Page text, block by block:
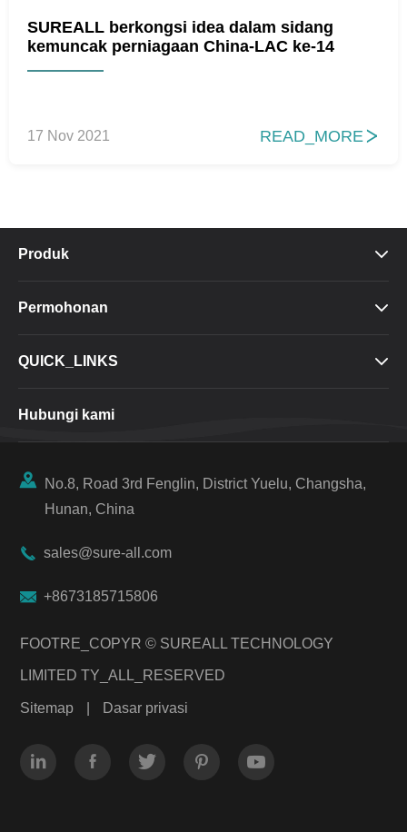
SUREALL berkongsi idea dalam sidang
kemuncak perniagaan China-LAC ke-14
17 Nov 2021 READ_MORE 
Produk 
Permohonan 
QUICK_LINKS 
Hubungi kami

No.8, Road 3rd Fenglin, District Yuelu, Changsha,
Hunan, China
 sales@sure-all.com
 +8673185715806
FOOTRE_COPYR © SUREALL TECHNOLOGY
LIMITED TY_ALL_RESERVED
Sitemap Dasar privasi
    